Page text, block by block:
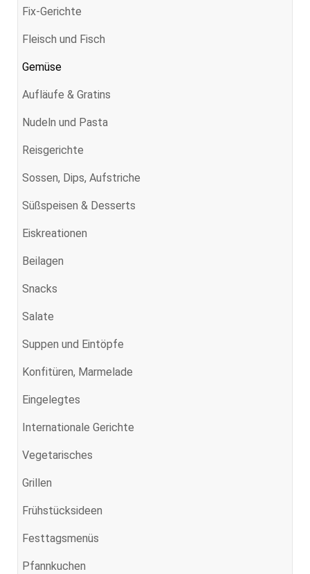
Fix-Gerichte
Fleisch und Fisch
Gemüse
Aufläufe & Gratins
Nudeln und Pasta
Reisgerichte
Sossen, Dips, Aufstriche
Süßspeisen & Desserts
Eiskreationen
Beilagen
Snacks
Salate
Suppen und Eintöpfe
Konfitüren, Marmelade
Eingelegtes
Internationale Gerichte
Vegetarisches
Grillen
Frühstücksideen
Festtagsmenüs
Pfannkuchen